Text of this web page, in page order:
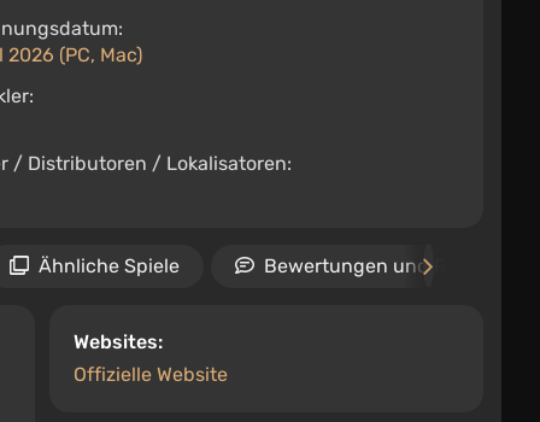
2026 (PC, Mac)
/ Distributoren / Lokalisatoren:
Ähnliche Spiele Bewertungen und
Websites:
Offizielle Website